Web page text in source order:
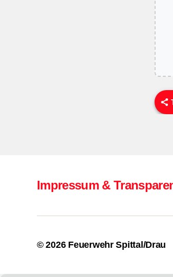
Impressum &
© 2026 Feuerwehr Spittal/Drau